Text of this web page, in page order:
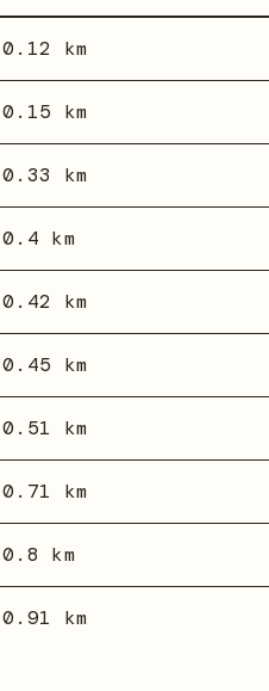
0.12 km
0.15 km
0.33 km
0.4 km
0.42 km
0.45 km
0.51 km
0.71 km
0.8 km
0.91 km